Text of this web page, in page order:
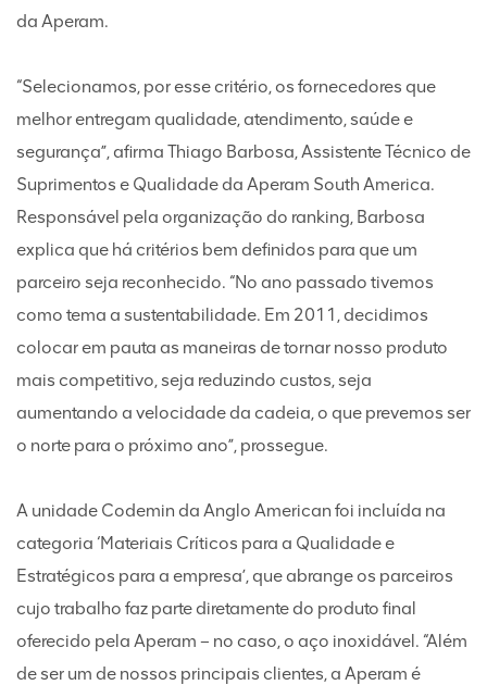
da Aperam.
“Selecionamos, por esse critério, os fornecedores que
melhor entregam qualidade, atendimento, saúde e
segurança”, afirma Thiago Barbosa, Assistente Técnico de
Suprimentos e Qualidade da Aperam South America.
Responsável pela organização do ranking, Barbosa
explica que há critérios bem definidos para que um
parceiro seja reconhecido. “No ano passado tivemos
como tema a sustentabilidade. Em 2011, decidimos
colocar em pauta as maneiras de tornar nosso produto
mais competitivo, seja reduzindo custos, seja
aumentando a velocidade da cadeia, o que prevemos ser
o norte para o próximo ano”, prossegue.
A unidade Codemin da Anglo American foi incluída na
categoria ‘Materiais Críticos para a Qualidade e
Estratégicos para a empresa’, que abrange os parceiros
cujo trabalho faz parte diretamente do produto final
oferecido pela Aperam – no caso, o aço inoxidável. “Além
de ser um de nossos principais clientes, a Aperam é